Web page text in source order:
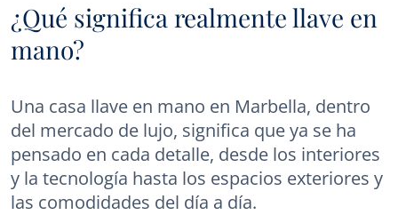
¿Qué significa realmente llave en
mano?
Una casa llave en mano en Marbella, dentro
del mercado de lujo, significa que ya se ha
pensado en cada detalle, desde los interiores
y la tecnología hasta los espacios exteriores y
las comodidades del día a día.